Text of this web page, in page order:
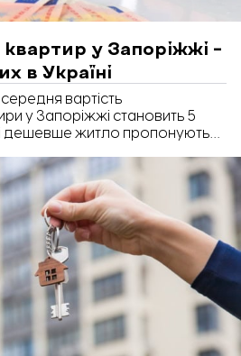
у Запоріжжі –
в Україні
вартість
у Запоріжжі становить 5
дешевше житло пропонують
на Лун Місто.